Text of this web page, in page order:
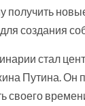
получить
создания
стал
Путина. Он
своего